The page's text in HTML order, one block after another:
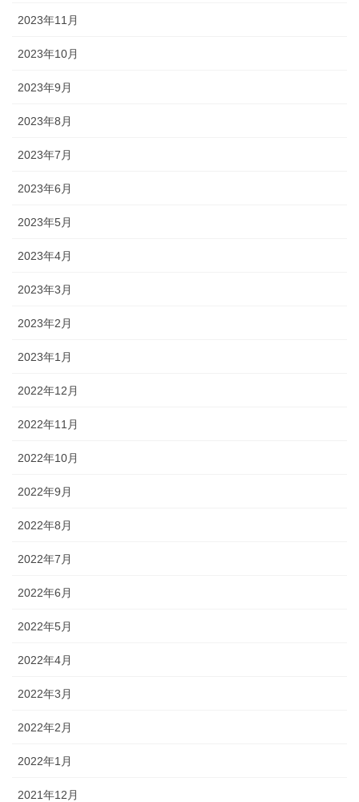
2023年11月
2023年10月
2023年9月
2023年8月
2023年7月
2023年6月
2023年5月
2023年4月
2023年3月
2023年2月
2023年1月
2022年12月
2022年11月
2022年10月
2022年9月
2022年8月
2022年7月
2022年6月
2022年5月
2022年4月
2022年3月
2022年2月
2022年1月
2021年12月